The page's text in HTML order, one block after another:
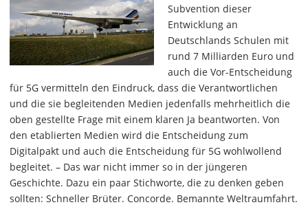
Subvention dieser
Entwicklung an
Deutschlands Schulen mit
rund 7 Milliarden Euro und
auch die Vor-Entscheidung
für 5G vermitteln den Eindruck, dass die Verantwortlichen
und die sie begleitenden Medien jedenfalls mehrheitlich die
oben gestellte Frage mit einem klaren Ja beantworten. Von
den etablierten Medien wird die Entscheidung zum
Digitalpakt und auch die Entscheidung für 5G wohlwollend
begleitet. – Das war nicht immer so in der jüngeren
Geschichte. Dazu ein paar Stichworte, die zu denken geben
sollten: Schneller Brüter. Concorde. Bemannte Weltraumfahrt.